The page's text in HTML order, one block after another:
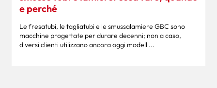
e perché
Le fresatubi, le tagliatubi e le smussalamiere GBC sono
macchine progettate per durare decenni; non a caso,
diversi clienti utilizzano ancora oggi modelli...